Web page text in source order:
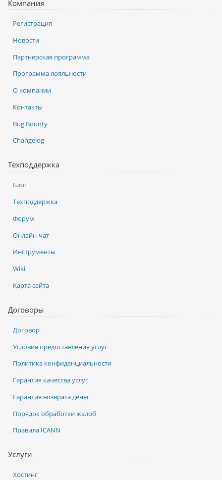
Услуги
Хостинг
Компания
Регистрация
Новости
Партнерская программа
Программа лояльности
О компании
Контакты
Bug Bounty
Changelog
Техподдержка
Блог
Техподдержка
Форум
Онлайн-чат
Инструменты
Wiki
Карта сайта
Договоры
Договор
Условия предоставления услуг
Политика конфиденциальности
Гарантия качества услуг
Гарантия возврата денег
Порядок обработки жалоб
Правила ICANN